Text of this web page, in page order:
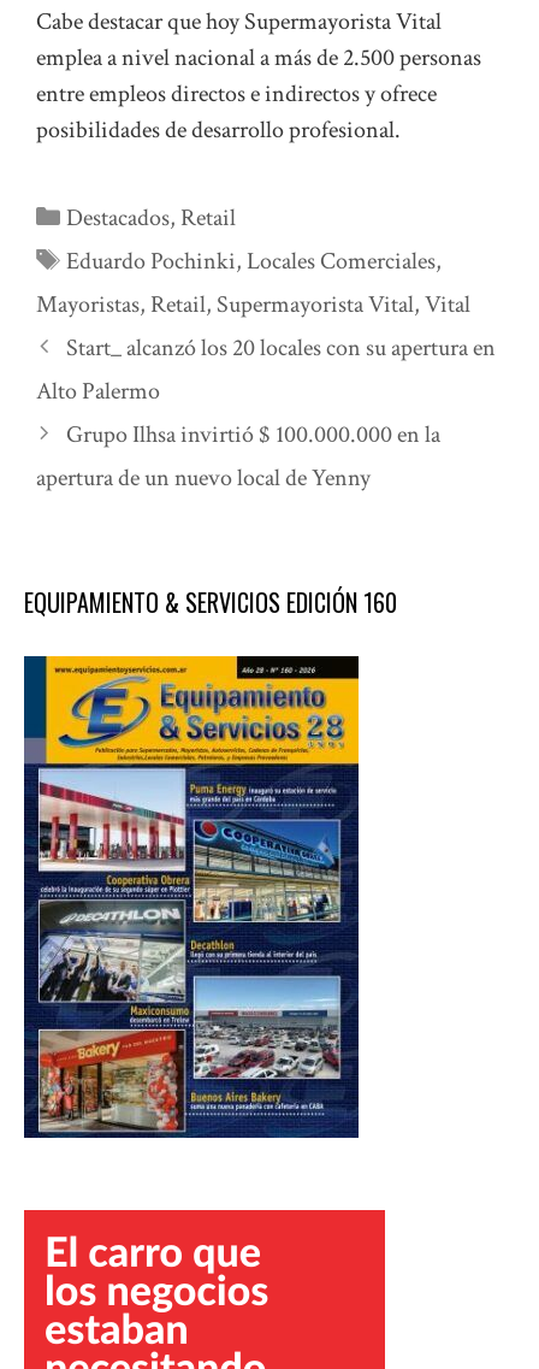
Cabe destacar que hoy Supermayorista Vital
emplea a nivel nacional a más de 2.500 personas
entre empleos directos e indirectos y ofrece
posibilidades de desarrollo profesional.
Categorías
Destacados, Retail
Etiquetas
Eduardo Pochinki,Locales Comerciales,
Mayoristas, Retail, Supermayorista Vital,Vital
Start_ alcanzó los 20 locales con su apertura en
Alto Palermo
Grupo Ilhsa invirtió $ 100.000.000 en la
apertura de un nuevo local de Yenny
EQUIPAMIENTO & SERVICIOS EDICIÓN 160